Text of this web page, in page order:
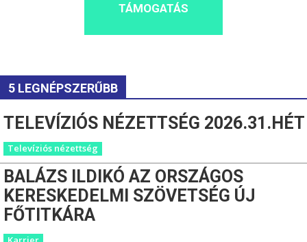
TÁMOGATÁS
5 LEGNÉPSZERŰBB
TELEVÍZIÓS NÉZETTSÉG 2026.31.HÉT
Televíziós nézettség
BALÁZS ILDIKÓ AZ ORSZÁGOS
KERESKEDELMI SZÖVETSÉG ÚJ
FŐTITKÁRA